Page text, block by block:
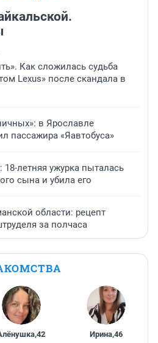
Как сложилась судьба
Lexus» после скандала в
в Ярославле
пассажира «Яавтобуса»
18-летняя ужурка пыталась
сына и убила его
области: рецепт
за полчаса
,42 Ирина,46